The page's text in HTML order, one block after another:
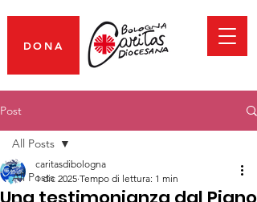
DONA
Post
All Posts
All Posts
caritasdibologna
1 dic 2025 Tempo di lettura: 1 min